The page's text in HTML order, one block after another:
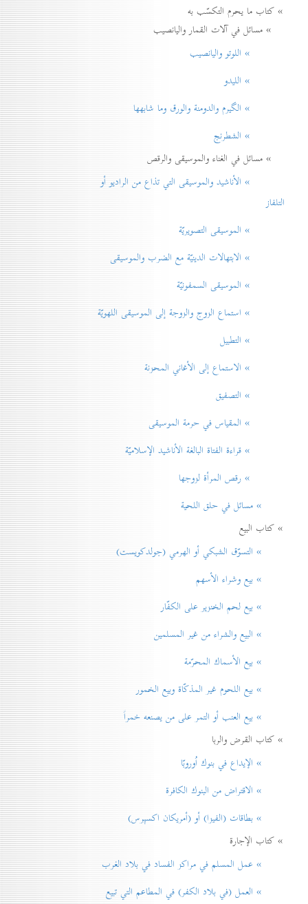
» كتاب ما يحرم التكسّب به
» مسائل في آلات القمار واليانصيب
» اللوتو واليانصيب
» الليدو
» الگيرم والدومنة والورق وما شابهها
» الشطرنج
» مسائل في الغناء والموسيقى والرقص
» الأناشيد والموسيقی التي تذاع من الراديو أو
التلفاز
» الموسيقى التصويريّة
» الابتهالات الدينيّة مع الضرب والموسيقى
» الموسيقى السمفونيّة
» استماع الزوج والزوجة إلى الموسيقى اللهويّة
» التطبيل
» الاستماع إلى الأغاني المحزنة
» التصفيق
» المقياس في حرمة الموسيقی
» قراءة الفتاة البالغة الأناشيد الإسلاميّة
» رقص المرأة لزوجها
» مسائل في حلق اللحية
» كتاب البيع
» التسوّق الشبكي أو الهرمي (جولدكويست)
» بيع وشراء الأسهم
» بيع لحم الخنزير علی الكفّار
» البيع والشراء من غير المسلمين
» بيع الأسماك المحرّمة
» بيع اللحوم غير المذكّاة وبيع الخمور
» بيع العنب أو التمر على من يصنعه خمراً
» كتاب القرض والربا
» الإيداع في بنوك اُوروبّا
» الاقتراض من البنوك الكافرة
» بطاقات (الفيزا) أو (أمريكان اكسپرس)
» كتاب الإجارة
» عمل المسلم في مراكز الفساد في بلاد الغرب
» العمل (في بلاد الكفر) في المطاعم التي تبيع